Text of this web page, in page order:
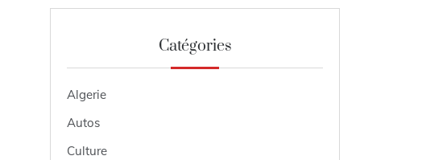
Catégories
Algerie
Autos
Culture